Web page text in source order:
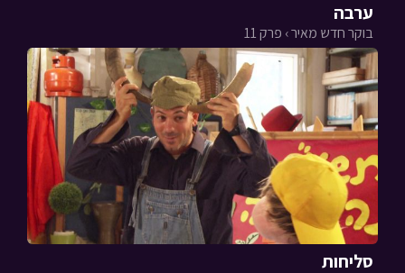
ערבה
בוקר חדש מאיר › פרק 11
סליחות